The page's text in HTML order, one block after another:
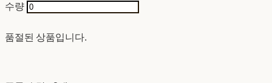
수량
품절된 상품입니다.